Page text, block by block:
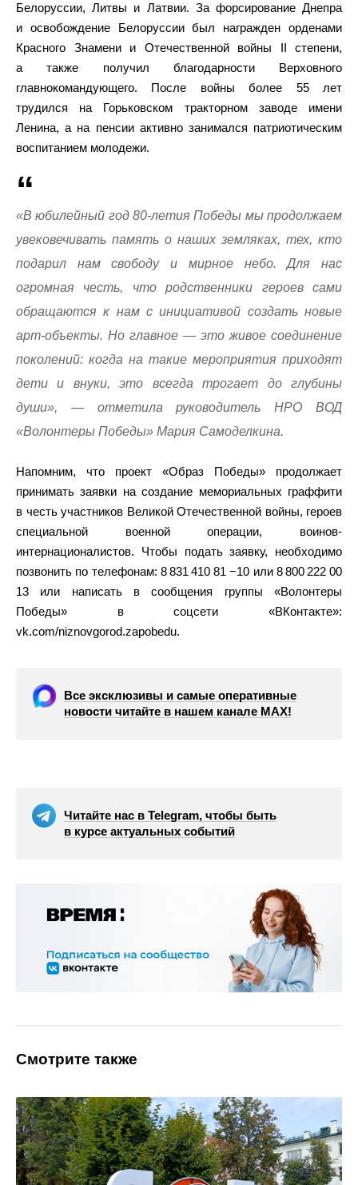
Белоруссии, Литвы и Латвии. За форсирование Днепра
и освобождение Белоруссии был награжден орденами
Красного Знамени и Отечественной войны II степени,
а также получил благодарности Верховного
главнокомандующего. После войны более 55 лет
трудился на Горьковском тракторном заводе имени
Ленина, а на пенсии активно занимался патриотическим
воспитанием молодежи.
«В юбилейный год 80-летия Победы мы продолжаем
увековечивать память о наших земляках, тех, кто
подарил нам свободу и мирное небо. Для нас
огромная честь, что родственники героев сами
обращаются к нам с инициативой создать новые
арт-объекты. Но главное — это живое соединение
поколений: когда на такие мероприятия приходят
дети и внуки, это всегда трогает до глубины
души», — отметила руководитель НРО ВОД
«Волонтеры Победы» Мария Самоделкина.
Напомним, что проект «Образ Победы» продолжает
принимать заявки на создание мемориальных граффити
в честь участников Великой Отечественной войны, героев
специальной военной операции, воинов-
интернационалистов. Чтобы подать заявку, необходимо
позвонить по телефонам: 8 831 410 81 −10 или 8 800 222 00
13 или написать в сообщения группы «Волонтеры
Победы» в соцсети «ВКонтакте»:
vk.com/niznovgorod.zapobedu.
Все эксклюзивы и самые оперативные
новости читайте в нашем канале МАХ!
Читайте нас в Telegram, чтобы быть
в курсе актуальных событий
Смотрите также